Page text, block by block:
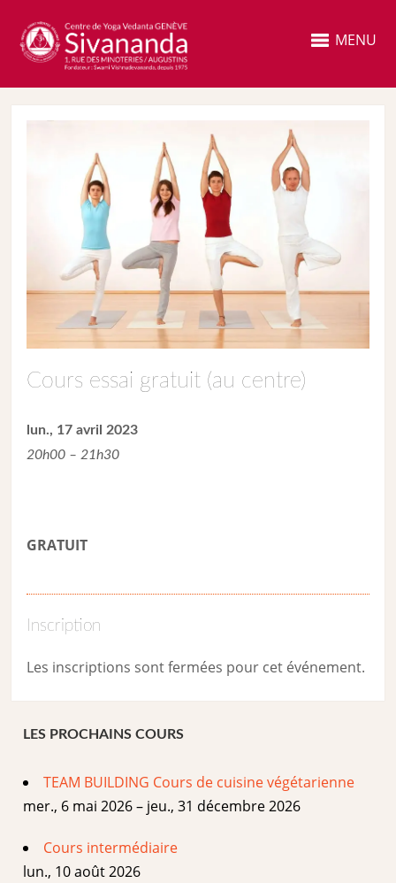
MENU
Cours essai gratuit (au centre)
lun., 17 avril 2023
20h00 – 21h30
GRATUIT
Inscription
Les inscriptions sont fermées pour cet événement.
LES PROCHAINS COURS
TEAM BUILDING Cours de cuisine végétarienne
mer., 6 mai 2026 – jeu., 31 décembre 2026
Cours intermédiaire
lun., 10 août 2026